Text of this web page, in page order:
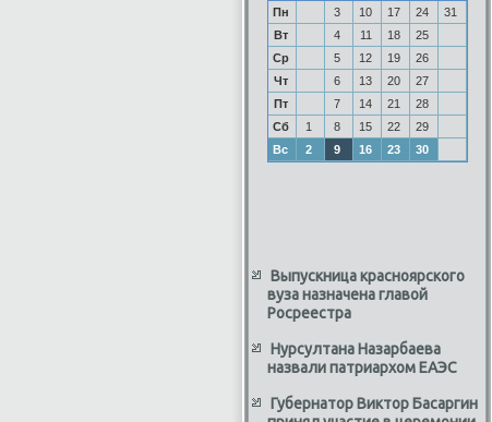
Пн 3 10 17 24
31
Вт
4 11 18
25
Ср
5 12 19
26
Чт
6 13 20
27
Пт
7 14 21
28
Сб
1 8 15 22
29
Вс
2 9 16 23 30
Выпускница красноярского
вуза назначена главой
Росреестра
Нурсултана Назарбаева
назвали патриархом ЕАЭС
Губернатор Виктор Басаргин